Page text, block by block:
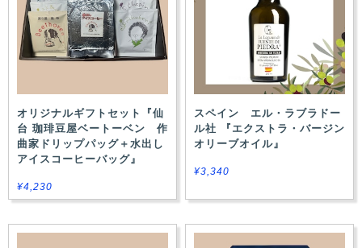
オリジナルギフトセット『仙
台 珈琲豆屋ベートーベン 作
曲家ドリップパッグ＋水出し
アイスコーヒーバッグ』
¥4,230
スペイン エル・ラブラドー
ル社 『エクストラ・バージン
オリーブオイル』
¥3,340